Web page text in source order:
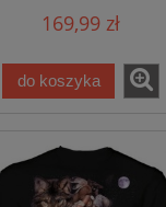
169,99 zł
do koszyka